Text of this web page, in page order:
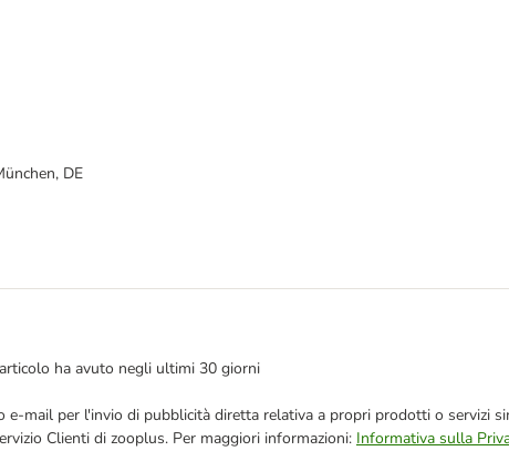
DE
ha avuto negli ultimi 30 giorni
mail per l'invio di pubblicità diretta relativa a propri prodotti o servizi
Clienti di zooplus. Per maggiori informazioni: Informativa sulla